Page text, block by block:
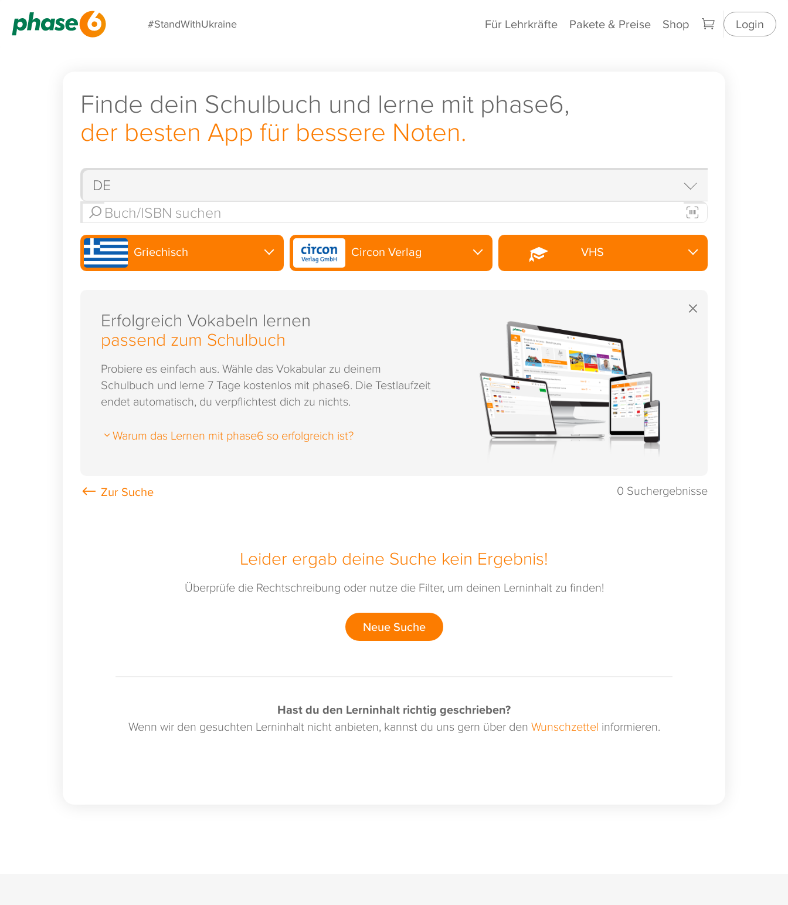
#StandWithUkraine Für Lehrkräfte Pakete & Preise Shop Login
Finde dein Schulbuch und lerne mit phase6,
der besten App für bessere Noten.
Griechisch Circon Verlag VHS
×
Erfolgreich Vokabeln lernen
passend zum Schulbuch
Probiere es einfach aus. Wähle das Vokabular zu deinem
Schulbuch und lerne 7 Tage kostenlos mit phase6. Die Testlaufzeit
endet automatisch, du verpflichtest dich zu nichts.
Warum das Lernen mit phase6 so erfolgreich ist?
0 Suchergebnisse
Leider ergab deine Suche kein Ergebnis!
Überprüfe die Rechtschreibung oder nutze die Filter, um deinen Lerninhalt zu finden!
Neue Suche
Hast du den Lerninhalt richtig geschrieben?
Wenn wir den gesuchten Lerninhalt nicht anbieten, kannst du uns gern über den Wunschzettel informieren.